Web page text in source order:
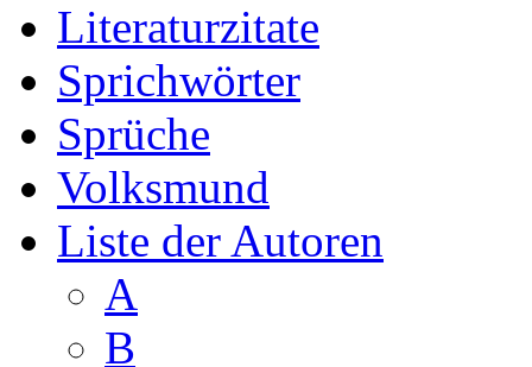
Literaturzitate
Sprichwörter
Sprüche
Volksmund
Liste der Autoren
A
B